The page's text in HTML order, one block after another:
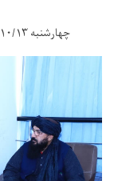
چهارشنبه ۱۴۰۲/۱۰/۱۳ - ۱۵:۴۹